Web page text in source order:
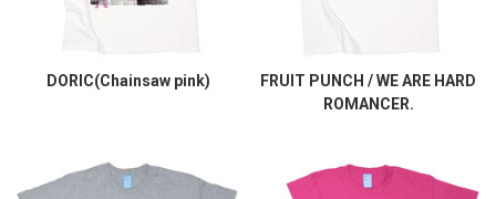
DORIC(Chainsaw pink)
FRUIT PUNCH / WE ARE HARD
ROMANCER.